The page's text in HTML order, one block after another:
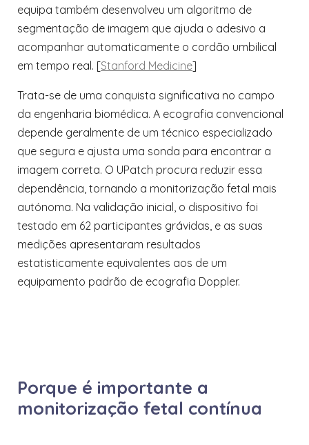
equipa também desenvolveu um algoritmo de
segmentação de imagem que ajuda o adesivo a
acompanhar automaticamente o cordão umbilical
em tempo real. [Stanford Medicine]
Trata-se de uma conquista significativa no campo
da engenharia biomédica. A ecografia convencional
depende geralmente de um técnico especializado
que segura e ajusta uma sonda para encontrar a
imagem correta. O UPatch procura reduzir essa
dependência, tornando a monitorização fetal mais
autónoma. Na validação inicial, o dispositivo foi
testado em 62 participantes grávidas, e as suas
medições apresentaram resultados
estatisticamente equivalentes aos de um
equipamento padrão de ecografia Doppler.
Porque é importante a
monitorização fetal contínua